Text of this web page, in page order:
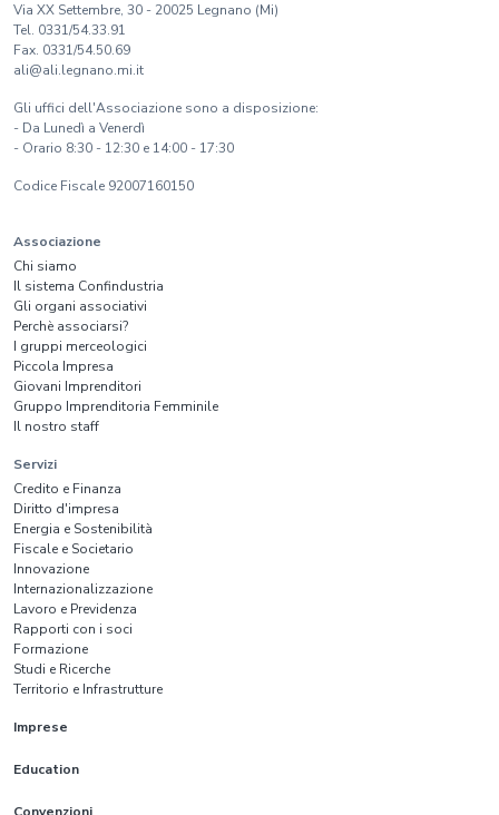
Via XX Settembre, 30 - 20025 Legnano (Mi)
Tel. 0331/54.33.91
Fax. 0331/54.50.69
ali@ali.legnano.mi.it
Gli uffici dell'Associazione sono a disposizione:
- Da Lunedì a Venerdì
- Orario 8:30 - 12:30 e 14:00 - 17:30
Codice Fiscale 92007160150
Associazione
Chi siamo
Il sistema Confindustria
Gli organi associativi
Perchè associarsi?
I gruppi merceologici
Piccola Impresa
Giovani Imprenditori
Gruppo Imprenditoria Femminile
Il nostro staff
Servizi
Credito e Finanza
Diritto d'impresa
Energia e Sostenibilità
Fiscale e Societario
Innovazione
Internazionalizzazione
Lavoro e Previdenza
Rapporti con i soci
Formazione
Studi e Ricerche
Territorio e Infrastrutture
Imprese
Education